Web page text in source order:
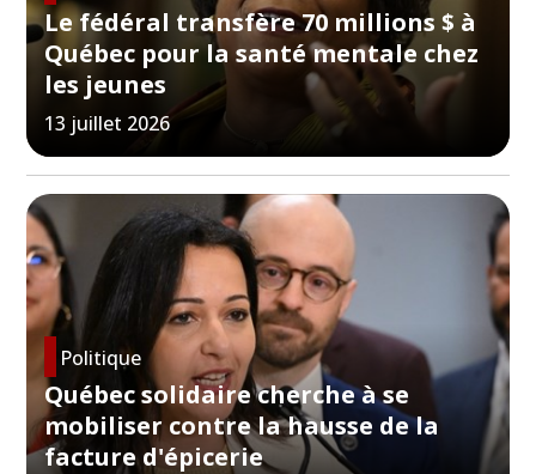
Le fédéral transfère 70 millions $ à
Québec pour la santé mentale chez
les jeunes
13 juillet 2026
Politique
Québec solidaire cherche à se
mobiliser contre la hausse de la
facture d'épicerie